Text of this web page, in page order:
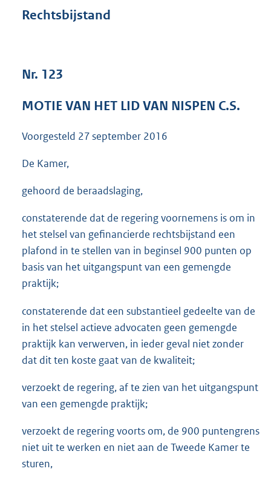
e
3
Rechtsbijstand
Nr. 123
MOTIE VAN HET LID VAN NISPEN C.S.
Voorgesteld 27 september 2016
De Kamer,
gehoord de beraadslaging,
constaterende dat de regering voornemens is om in
het stelsel van gefinancierde rechtsbijstand een
plafond in te stellen van in beginsel 900 punten op
basis van het uitgangspunt van een gemengde
praktijk;
constaterende dat een substantieel gedeelte van de
in het stelsel actieve advocaten geen gemengde
praktijk kan verwerven, in ieder geval niet zonder
dat dit ten koste gaat van de kwaliteit;
verzoekt de regering, af te zien van het uitgangspunt
van een gemengde praktijk;
verzoekt de regering voorts om, de 900 puntengrens
niet uit te werken en niet aan de Tweede Kamer te
sturen,